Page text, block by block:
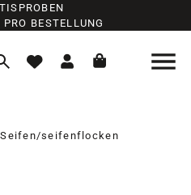
BESTELLUNG
Seifen/seifenflocken